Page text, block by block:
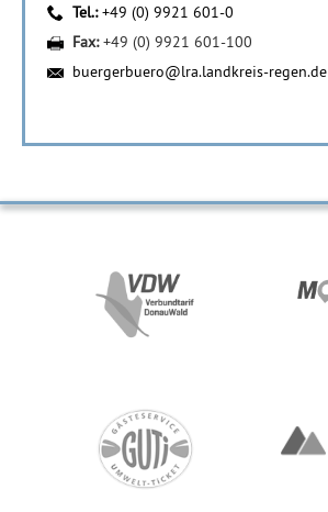
Tel.:+49 (0) 9921 601-0
Fax:+49 (0) 9921 601-100
buergerbuero@lra.landkreis-regen.de